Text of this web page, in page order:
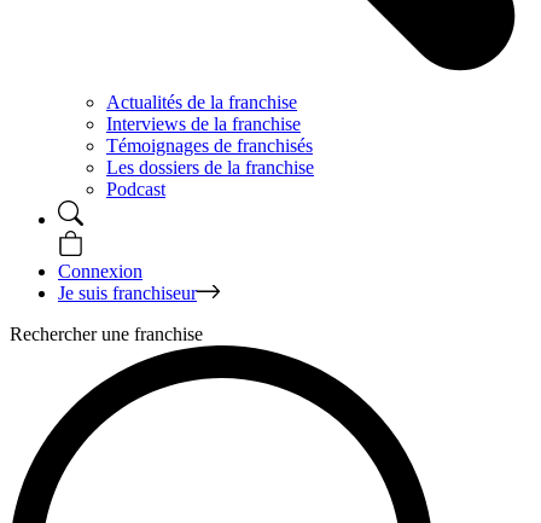
Actualités de la franchise
Interviews de la franchise
Témoignages de franchisés
Les dossiers de la franchise
Podcast
Connexion
Je suis franchiseur
Rechercher une franchise